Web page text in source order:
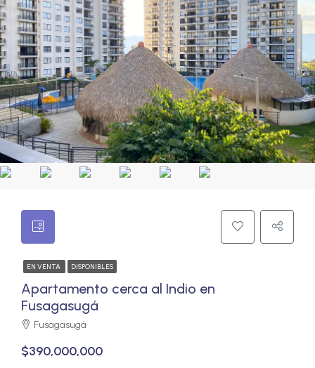
EN VENTA DISPONIBLES
Apartamento cerca al Indio en
Fusagasugá
Fusagasugá
$390,000,000